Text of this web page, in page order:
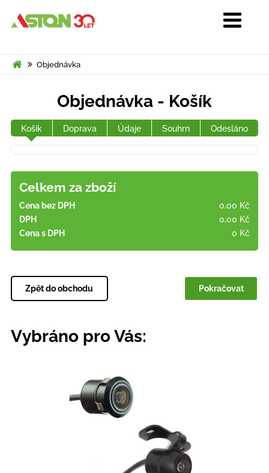
Objednávka
Objednávka - Košík
Košík Doprava Údaje Souhrn Odesláno
Celkem za zboží
Cena bez DPH
0,00 Kč
DPH
0,00 Kč
Cena s DPH
0 Kč
Zpět do obchodu Pokračovat
Vybráno pro Vás: